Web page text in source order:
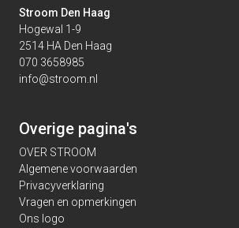
Stroom Den Haag
Hogewal 1-9
2514 HA Den Haag
070 3658985
info@stroom.nl
Overige pagina's
OVER STROOM
Algemene voorwaarden
Privacyverklaring
Vragen en opmerkingen
Ons logo